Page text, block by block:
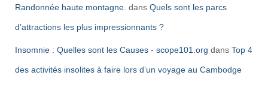
Randonnée haute montagne. dans Quels sont les parcs
d’attractions les plus impressionnants ?
Insomnie : Quelles sont les Causes - scope101.org dans Top 4
des activités insolites à faire lors d’un voyage au Cambodge